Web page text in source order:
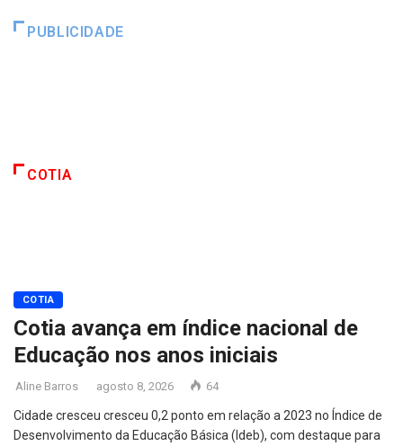
PUBLICIDADE
COTIA
COTIA
Cotia avança em índice nacional de
Educação nos anos iniciais
Aline Barros agosto 8, 2026 64
Cidade cresceu cresceu 0,2 ponto em relação a 2023 no Índice de
Desenvolvimento da Educação Básica (Ideb), com destaque para